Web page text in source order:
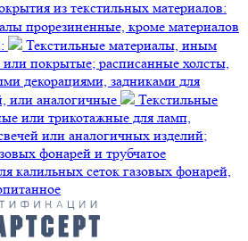
из текстильных материалов:
прорезиненные, кроме материалов
Текстильные материалы, иным
покрытые; расписанные холсты,
декорациями, задниками для
или аналогичные
Текстильные
или трикотажные для ламп,
или аналогичных изделий;
фонарей и трубчатое
калильных сеток газовых фонарей,